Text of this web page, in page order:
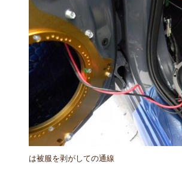
は被服を剥がしての通線